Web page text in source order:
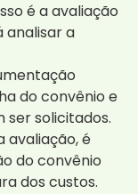
é a avaliação
analisar a
do convênio e
ser solicitados.
avaliação, é
do convênio
dos custos.